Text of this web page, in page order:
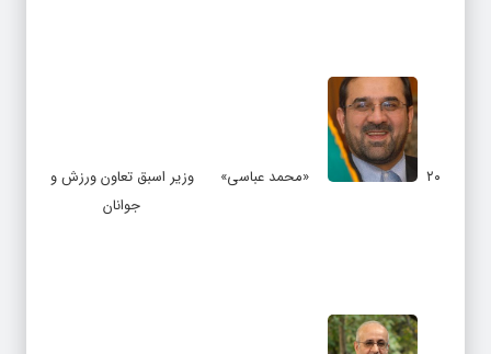
۲۰ «محمد عباسی»
وزیر اسبق تعاون ورزش و
جوانان